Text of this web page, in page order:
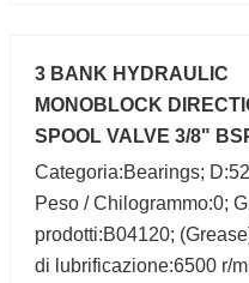
3 BANK HYDRAULIC
MONOBLOCK
SPOOL VALVE 3/8"
315 BAR
Categoria:Bearings;
Peso / Chilogrammo:0;
prodotti:B04120;
di lubrificazione:6500 r/